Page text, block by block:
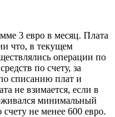
3 евро в месяц. Плата
что, в текущем
операции по
по счету, за
списанию плат и
не взимается, если в
минимальный
не менее 600 евро.